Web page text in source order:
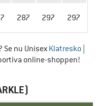
287 297 297
nu Unisex Klatresko
online-shoppen!